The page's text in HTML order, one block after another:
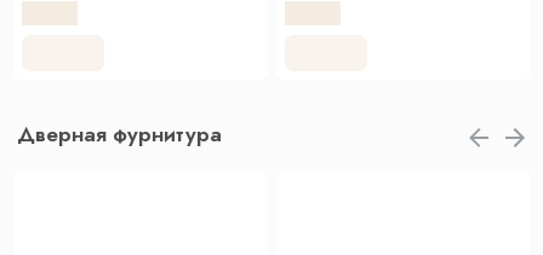
Дверная фурнитура